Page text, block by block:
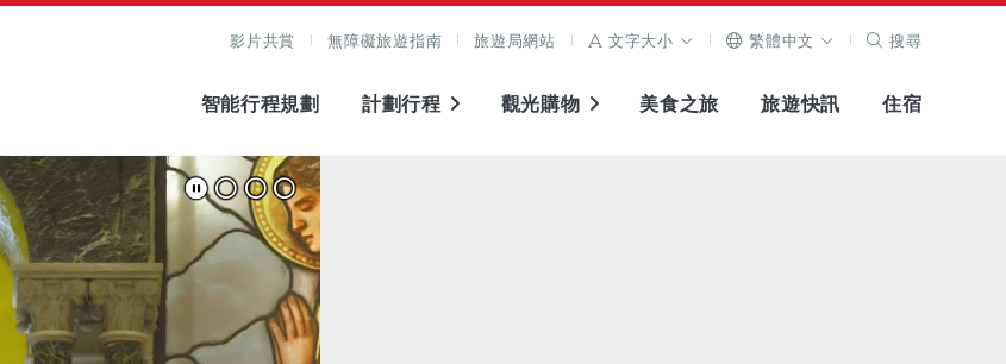
影片共賞 無障礙旅遊指南 旅遊局網站 文字大小 繁體中文 搜尋
智能行程規劃 計劃行程 觀光購物 美食之旅 旅遊快訊 住宿